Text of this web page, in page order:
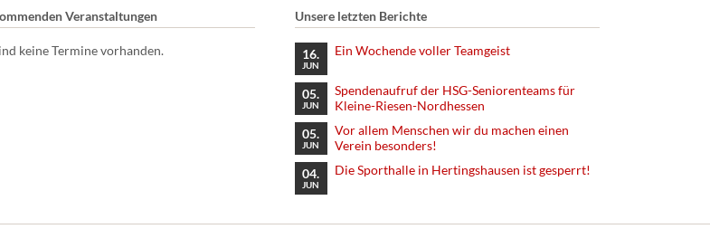
Veranstaltungen
keine Termine vorhanden.
Unsere letzten Berichte
16.
JUN
Ein Wochende voller Teamgeist
05.
JUN
Spendenaufruf der HSG-Seniorenteams für
Kleine-Riesen-Nordhessen
05.
JUN
Vor allem Menschen wir du machen einen
Verein besonders!
04.
JUN
Die Sporthalle in Hertingshausen ist gesperrt!